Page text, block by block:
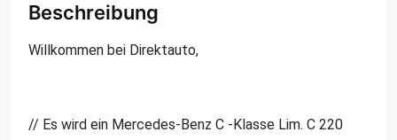
Beschreibung
Willkommen bei Direktauto,
// Es wird ein Mercedes-Benz C -Klasse Lim. C 220